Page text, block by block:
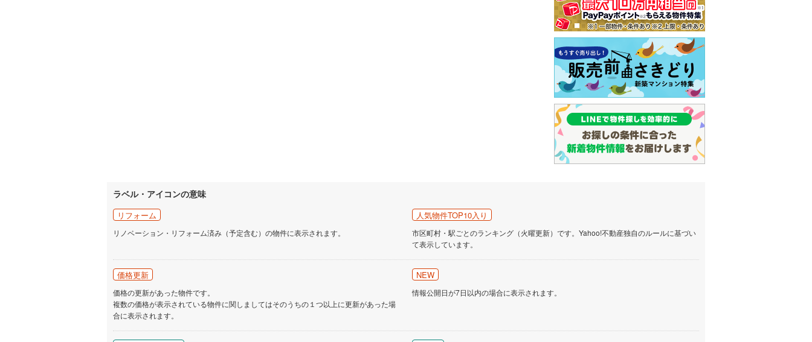
ラベル・アイコンの意味
リフォーム
リノベーション・リフォーム済み（予定含む）の物件に表示されます。
人気物件TOP10入り
市区町村・駅ごとのランキング（火曜更新）です。Yahoo!不動産独自のルールに基づい
て表示しています。
価格更新
価格の更新があった物件です。
複数の価格が表示されている物件に関しましてはそのうちの１つ以上に更新があった場
合に表示されます。
NEW
情報公開日が7日以内の場合に表示されます。